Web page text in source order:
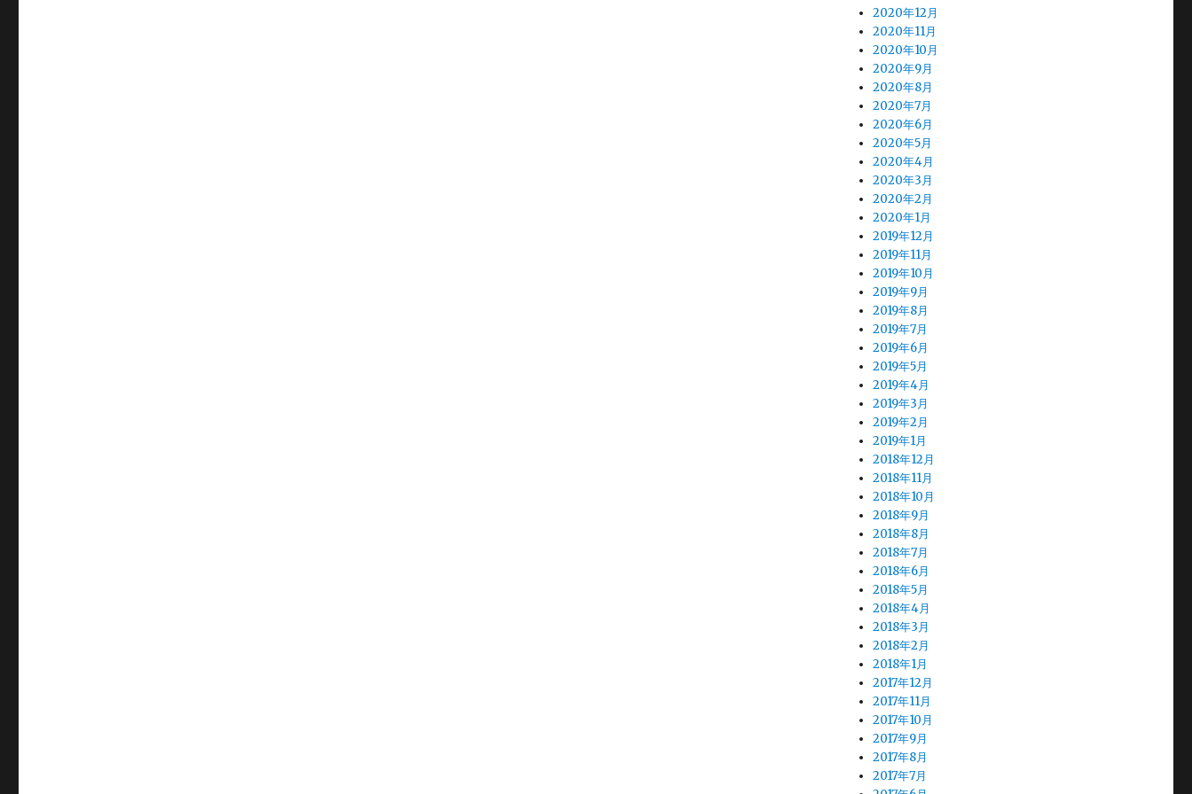
2020年12月
2020年11月
2020年10月
2020年9月
2020年8月
2020年7月
2020年6月
2020年5月
2020年4月
2020年3月
2020年2月
2020年1月
2019年12月
2019年11月
2019年10月
2019年9月
2019年8月
2019年7月
2019年6月
2019年5月
2019年4月
2019年3月
2019年2月
2019年1月
2018年12月
2018年11月
2018年10月
2018年9月
2018年8月
2018年7月
2018年6月
2018年5月
2018年4月
2018年3月
2018年2月
2018年1月
2017年12月
2017年11月
2017年10月
2017年9月
2017年8月
2017年7月